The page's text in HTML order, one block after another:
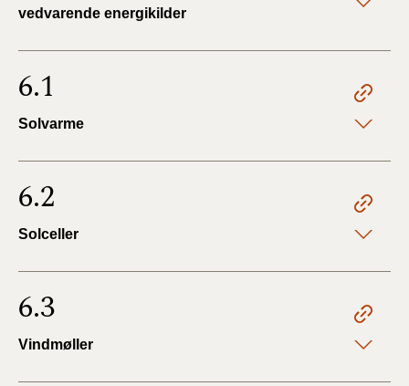
vedvarende energikilder
6.1
Solvarme
6.2
Solceller
6.3
Vindmøller